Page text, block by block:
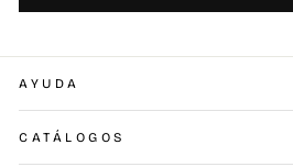
AYUDA
CATÁLOGOS